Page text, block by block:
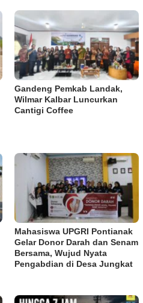
Gandeng Pemkab Landak,
Wilmar Kalbar Luncurkan
Cantigi Coffee
Mahasiswa UPGRI Pontianak
Gelar Donor Darah dan Senam
Bersama, Wujud Nyata
Pengabdian di Desa Jungkat